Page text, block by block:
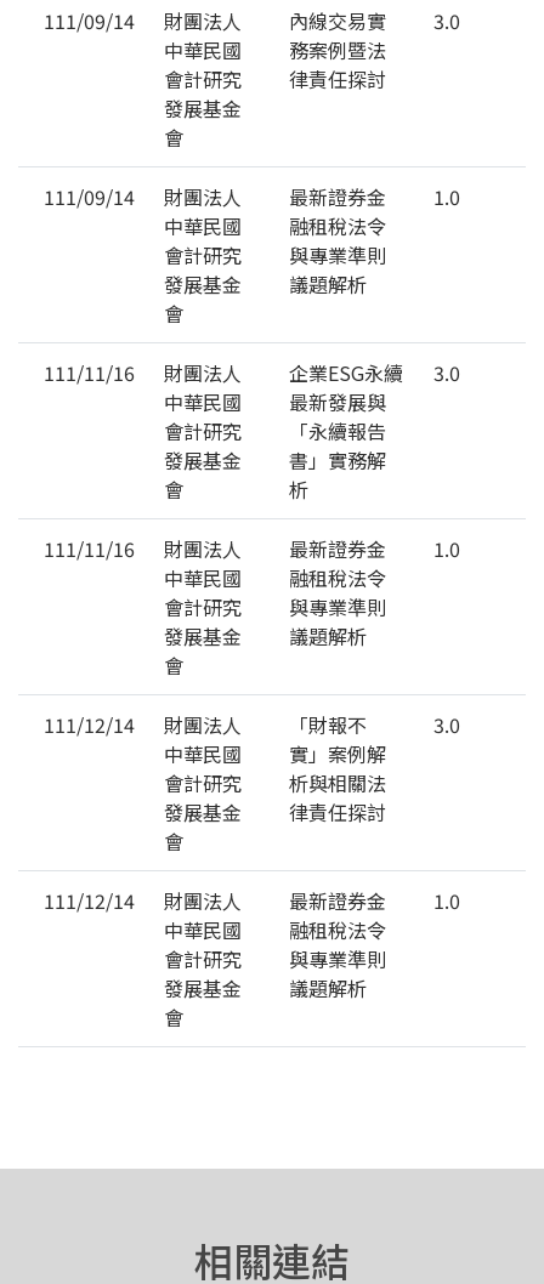
111/09/14
財團法人
中華民國
會計研究
發展基金
會
內線交易實
務案例暨法
律責任探討
3.0
111/09/14
財團法人
中華民國
會計研究
發展基金
會
最新證券金
融租稅法令
與專業準則
議題解析
1.0
111/11/16
財團法人
中華民國
會計研究
發展基金
會
企業ESG永續
最新發展與
「永續報告
書」實務解
析
3.0
111/11/16
財團法人
中華民國
會計研究
發展基金
會
最新證券金
融租稅法令
與專業準則
議題解析
1.0
111/12/14
財團法人
中華民國
會計研究
發展基金
會
「財報不
實」案例解
析與相關法
律責任探討
3.0
111/12/14
財團法人
中華民國
會計研究
發展基金
會
最新證券金
融租稅法令
與專業準則
議題解析
1.0
相關連結